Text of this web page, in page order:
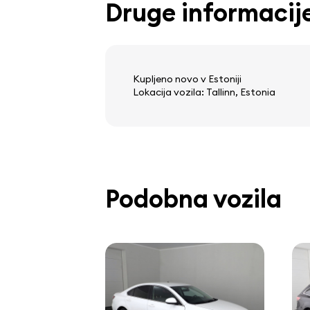
računalnik na krovu
Druge
Kupljeno novo v Estoniji
Lokacija vozila: Tallinn, Estonia
Podobna vozila